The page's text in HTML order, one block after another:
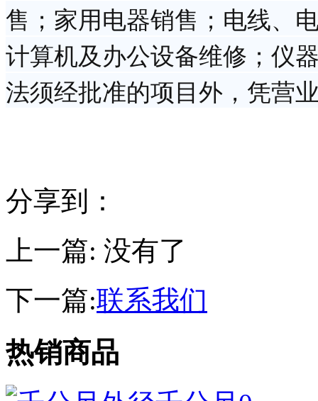
售；家用电器销售；电线、
计算机及办公设备维修；仪
法须经批准的项目外，凭营
分享到：
上一篇: 没有了
下一篇:联系我们
热销商品